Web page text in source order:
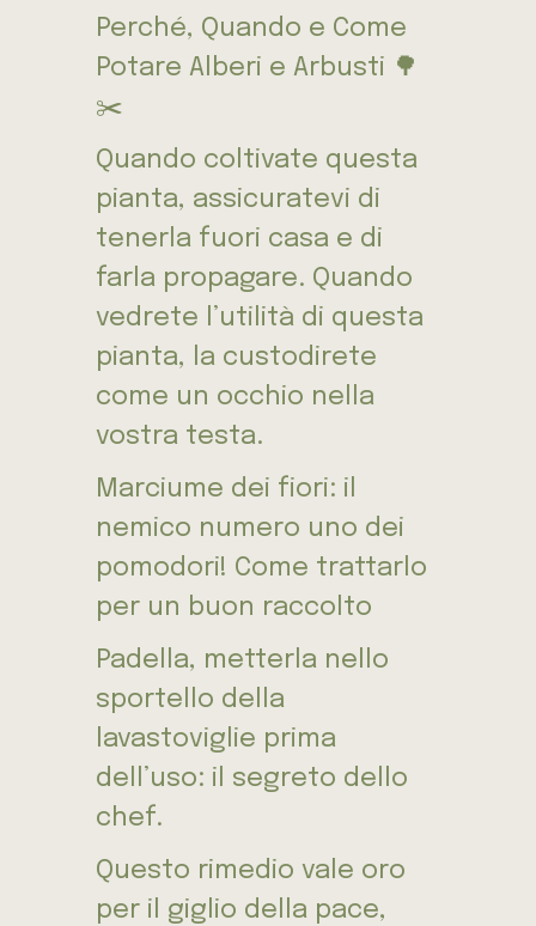
Perché, Quando e Come
Potare Alberi e Arbusti 🌳
✂️
Quando coltivate questa
pianta, assicuratevi di
tenerla fuori casa e di
farla propagare. Quando
vedrete l’utilità di questa
pianta, la custodirete
come un occhio nella
vostra testa.
Marciume dei fiori: il
nemico numero uno dei
pomodori! Come trattarlo
per un buon raccolto
Padella, metterla nello
sportello della
lavastoviglie prima
dell’uso: il segreto dello
chef.
Questo rimedio vale oro
per il giglio della pace,